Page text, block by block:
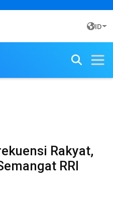
ID
Rakyat,
RRI